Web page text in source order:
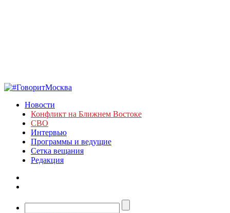
Новости
Конфликт на Ближнем Востоке
СВО
Интервью
Программы и ведущие
Сетка вещания
Редакция